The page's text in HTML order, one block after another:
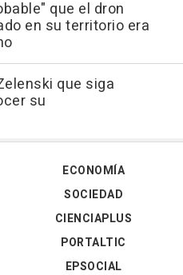
que el dron
en su territorio era
que siga
su
ECONOMÍA
SOCIEDAD
CIENCIAPLUS
PORTALTIC
EPSOCIAL